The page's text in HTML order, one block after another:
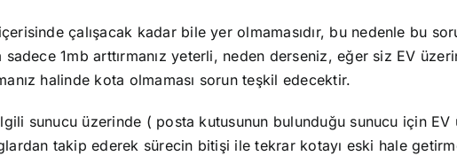
çalışacak kadar bile yer olmamasıdır, bu nedenle bu
sadece 1mb arttırmanız yeterli, neden derseniz, eğer siz EV
halinde kota olmaması sorun teşkil edecektir.
sunucu üzerinde ( posta kutusunun bulunduğu sunucu için
takip ederek sürecin bitişi ile tekrar kotayı eski hale